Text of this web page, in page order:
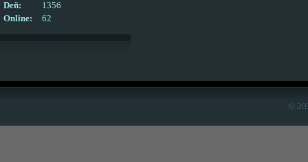
Online: 62
Deň:
1356
©